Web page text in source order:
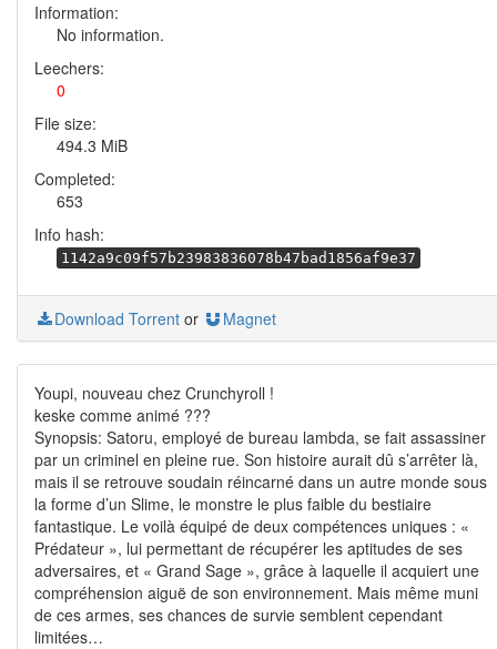
Information:
No information.
Leechers:
0
File size:
494.3 MiB
Completed:
653
Info hash:
1142a9c09f57b23983836078b47bad1856af9e37
Download Torrent or Magnet
Youpi, nouveau chez Crunchyroll !
keske comme animé ???
Synopsis: Satoru, employé de bureau lambda, se fait assassiner
par un criminel en pleine rue. Son histoire aurait dû s’arrêter là,
mais il se retrouve soudain réincarné dans un autre monde sous
la forme d’un Slime, le monstre le plus faible du bestiaire
fantastique. Le voilà équipé de deux compétences uniques : «
Prédateur », lui permettant de récupérer les aptitudes de ses
adversaires, et « Grand Sage », grâce à laquelle il acquiert une
compréhension aiguë de son environnement. Mais même muni
de ces armes, ses chances de survie semblent cependant
limitées…